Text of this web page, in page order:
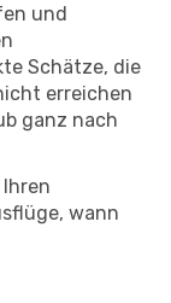
und
Schätze, die
erreichen
ganz nach
wann